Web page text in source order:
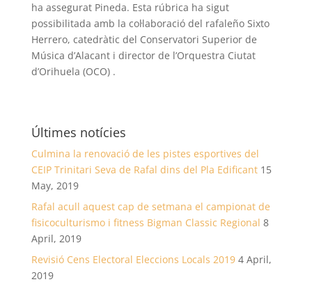
ha assegurat Pineda. Esta rúbrica ha sigut
possibilitada amb la col·laboració del rafaleño Sixto
Herrero, catedràtic del Conservatori Superior de
Música d’Alacant i director de l’Orquestra Ciutat
d’Orihuela (OCO) .
Últimes notícies
Culmina la renovació de les pistes esportives del
CEIP Trinitari Seva de Rafal dins del Pla Edificant 15
May, 2019
Rafal acull aquest cap de setmana el campionat de
fisicoculturismo i fitness Bigman Classic Regional 8
April, 2019
Revisió Cens Electoral Eleccions Locals 2019 4 April,
2019